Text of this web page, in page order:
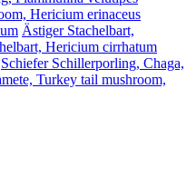
Hericium erinaceus
Ästiger Stachelbart,
Hericium cirrhatum
Schiefer Schillerporling, Chaga,
Turkey tail mushroom,